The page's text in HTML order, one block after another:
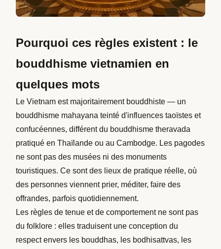
Pourquoi ces règles existent : le
bouddhisme vietnamien en
quelques mots
Le Vietnam est majoritairement bouddhiste — un
bouddhisme mahayana teinté d'influences taoïstes et
confucéennes, différent du bouddhisme theravada
pratiqué en Thaïlande ou au Cambodge. Les pagodes
ne sont pas des musées ni des monuments
touristiques. Ce sont des lieux de pratique réelle, où
des personnes viennent prier, méditer, faire des
offrandes, parfois quotidiennement.
Les règles de tenue et de comportement ne sont pas
du folklore : elles traduisent une conception du
respect envers les bouddhas, les bodhisattvas, les